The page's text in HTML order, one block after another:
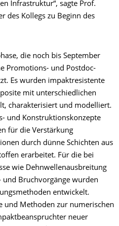
Infrastruktur“, sagte Prof.
des Kollegs zu Beginn des
die noch bis September
Promotions- und Postdoc-
Es wurden impaktresistente
mit unterschiedlichen
charakterisiert und modelliert.
und Konstruktionskonzepte
für die Verstärkung
durch dünne Schichten aus
erarbeitet. Für die bei
wie Dehnwellenausbreitung
und Bruchvorgänge wurden
entwickelt.
und Methoden zur numerischen
neuer